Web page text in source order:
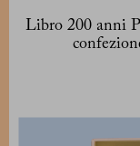
Libro 200 anni